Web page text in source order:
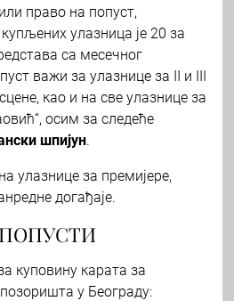
право на попуст,
улазница је 20 за
са месечног
важи за улазнице за II и III
као и на све улазнице за
осим за следеће
шпијун.
улазнице за премијере,
догађаје.
куповину карата за
у Београду: